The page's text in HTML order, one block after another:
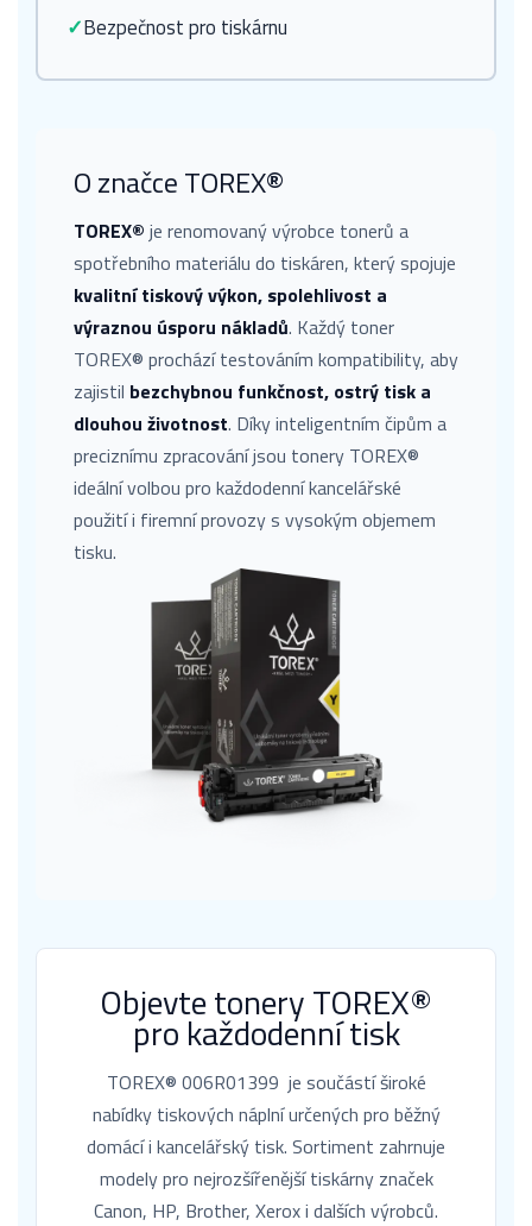
✓Bezpečnost pro tiskárnu
O značce TOREX®
TOREX® je renomovaný výrobce tonerů a
spotřebního materiálu do tiskáren, který spojuje
kvalitní tiskový výkon, spolehlivost a
výraznou úsporu nákladů. Každý toner
TOREX® prochází testováním kompatibility, aby
zajistil bezchybnou funkčnost, ostrý tisk a
dlouhou životnost. Díky inteligentním čipům a
preciznímu zpracování jsou tonery TOREX®
ideální volbou pro každodenní kancelářské
použití i firemní provozy s vysokým objemem
tisku.
Objevte tonery TOREX®
pro každodenní tisk
TOREX® 006R01399 je součástí široké
nabídky tiskových náplní určených pro běžný
domácí i kancelářský tisk. Sortiment zahrnuje
modely pro nejrozšířenější tiskárny značek
Canon, HP, Brother, Xerox i dalších výrobců.